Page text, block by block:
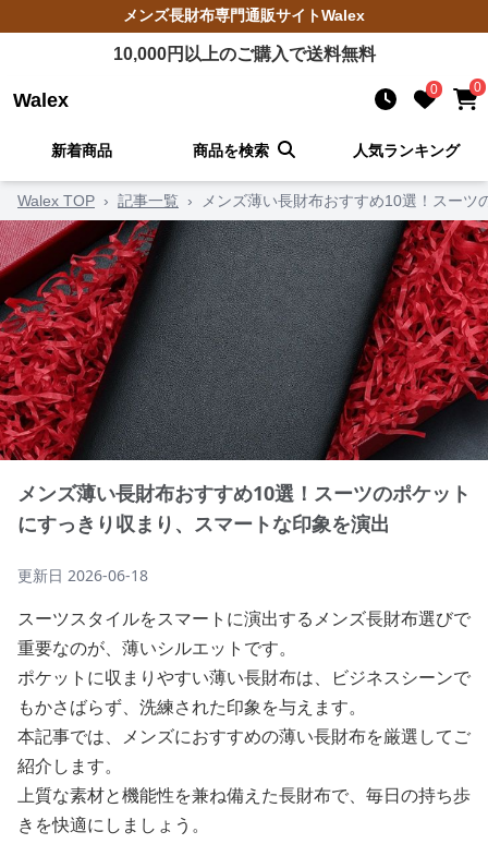
メンズ長財布専門通販サイトWalex
10,000円以上のご購入で送料無料
Walex 0 0
新着商品 商品を検索 人気ランキング
Walex TOP › 記事一覧 › メンズ薄い長財布おすすめ10選！スー
メンズ薄い長財布おすすめ10選！スーツのポケット
にすっきり収まり、スマートな印象を演出
更新日 2026-06-18
スーツスタイルをスマートに演出するメンズ長財布選びで
重要なのが、薄いシルエットです。
ポケットに収まりやすい薄い長財布は、ビジネスシーンで
もかさばらず、洗練された印象を与えます。
本記事では、メンズにおすすめの薄い長財布を厳選してご
紹介します。
上質な素材と機能性を兼ね備えた長財布で、毎日の持ち歩
きを快適にしましょう。